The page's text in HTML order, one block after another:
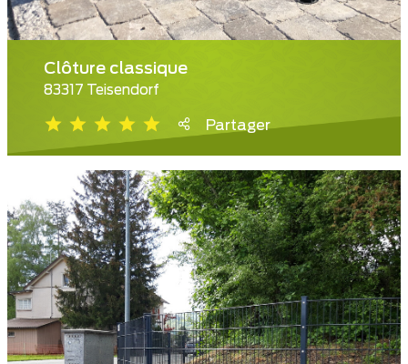
Clôture classique
83317 Teisendorf
Partager